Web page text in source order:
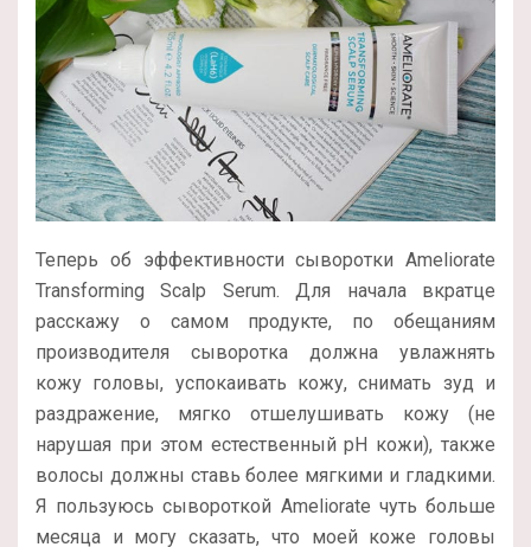
Теперь об эффективности сыворотки Ameliorate
Transforming Scalp Serum. Для начала вкратце
расскажу о самом продукте, по обещаниям
производителя сыворотка должна увлажнять
кожу головы, успокаивать кожу, снимать зуд и
раздражение, мягко отшелушивать кожу (не
нарушая при этом естественный pH кожи), также
волосы должны ставь более мягкими и гладкими.
Я пользуюсь сывороткой Ameliorate чуть больше
месяца и могу сказать, что моей коже головы